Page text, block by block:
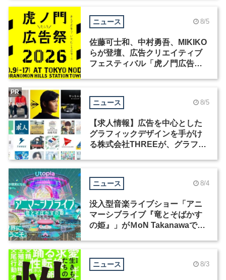
ニュース 8/5
佐藤可士和、中村勇吾、MIKIKO
らが登壇、広告クリエイティブ
フェスティバル「虎ノ門広告
ニュース 8/5
【求人情報】広告を中心とした
グラフィックデザインを手がけ
る株式会社THREEが、グラフィ
PR
ニュース 8/4
没入型音楽ライブショー「アニ
マーシブライブ『竜とそばかす
の姫』」がＭoN Takanawaで開
ニュース 8/3